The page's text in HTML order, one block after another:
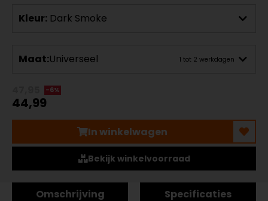
Kleur: Dark Smoke
Maat:Universeel 1 tot 2 werkdagen
-6%
44,99
In winkelwagen
Bekijk winkelvoorraad
Omschrijving Specificaties